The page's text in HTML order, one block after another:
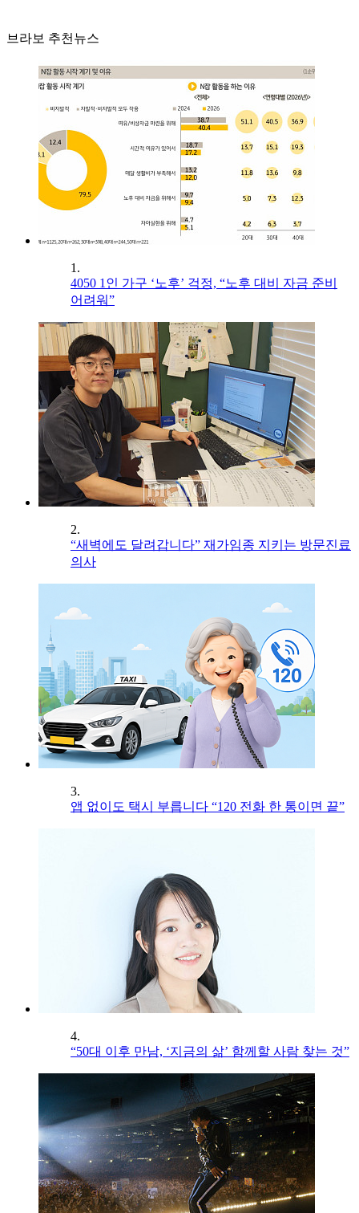
브라보 추천뉴스
1.
4050 1인 가구 ‘노후’ 걱정, “노후 대비 자금 준비
어려워”
2.
“새벽에도 달려갑니다” 재가임종 지키는 방문진료
의사
3.
앱 없이도 택시 부릅니다 “120 전화 한 통이면 끝”
4.
“50대 이후 만남, ‘지금의 삶’ 함께할 사람 찾는 것”